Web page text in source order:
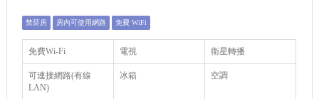
禁菸房 房內可使用網路 免費 WiFi
免費Wi-Fi 電視 衛星轉播
可連接網路(有線
LAN)
冰箱 空調